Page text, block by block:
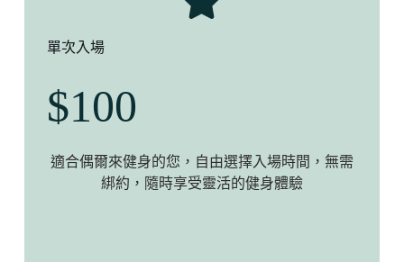
單次入場
$100
適合偶爾來健身的您，自由選擇入場時間，無需
綁約，隨時享受靈活的健身體驗